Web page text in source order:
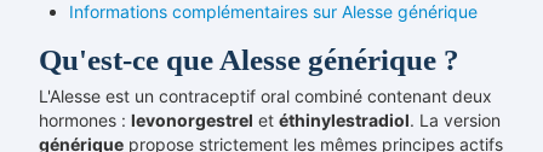
Informations complémentaires sur Alesse générique
Qu'est-ce que Alesse générique ?
L'Alesse est un contraceptif oral combiné contenant deux
hormones : levonorgestrel et éthinylestradiol. La version
générique propose strictement les mêmes principes actifs